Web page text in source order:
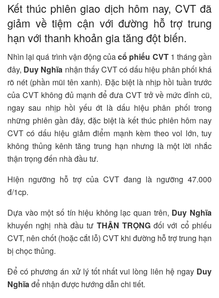
Kết thúc phiên giao dịch hôm nay, CVT đã
giảm về tiệm cận với đường hỗ trợ trung
hạn với thanh khoản gia tăng đột biến.
Nhìn lại quá trình vận động củacổ phiếu CVT1 tháng gần
đây, Duy Nghĩa nhận thấy CVT có dấu hiệu phân phối khá
rõ nét (phần mũi tên xanh). Đặc biệt là nhịp hồi tuần trước
của CVT không đủ mạnh để đưa CVT trở về mức đỉnh cũ,
ngay sau nhịp hồi yếu ớt là dấu hiệu phân phối trong
những phiên gần đây, đặc biệt là kết thúc phiên hôm nay
CVT có dấu hiệu giảm điểm mạnh kèm theo vol lớn, tuy
không thủng kênh tăng trung hạn nhưng là một lời nhắc
thận trọng đến nhà đầu tư.
Hiện ngưỡng hỗ trợ của CVT đang là ngưỡng 47.000
đ/1cp.
Dựa vào một số tín hiệu không lạc quan trên, Duy Nghĩa
khuyến nghị nhà đầu tư THẬN TRỌNGđối với cổ phiếu
CVT, nên chốt (hoặc cắt lỗ) CVT khi đường hỗ trợ trung hạn
bị chọc thủng.
Để có phương án xử lý tốt nhất vui lòng liên hệ ngayDuy
Nghĩađể nhận được hướng dẫn chi tiết.